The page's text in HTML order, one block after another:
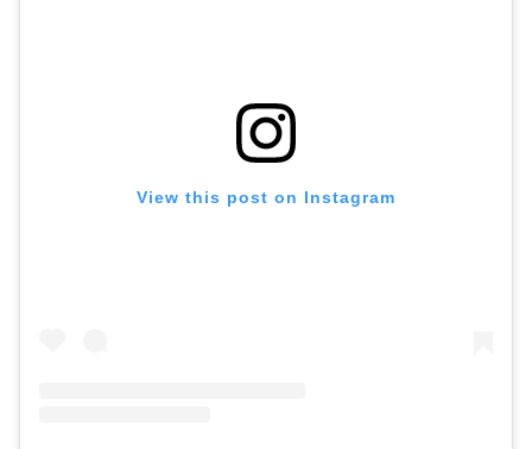
View this post on Instagram